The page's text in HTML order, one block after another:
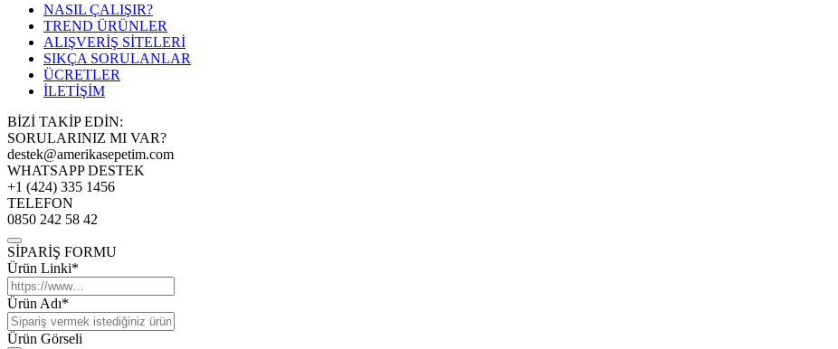
NASIL ÇALIŞIR?
TREND ÜRÜNLER
ALIŞVERİŞ SİTELERİ
SIKÇA SORULANLAR
ÜCRETLER
İLETİŞİM
BİZİ TAKİP EDİN:
SORULARINIZ MI VAR?
destek@amerikasepetim.com
WHATSAPP DESTEK
+1 (424) 335 1456
TELEFON
0850 242 58 42
SİPARİŞ FORMU
Ürün Linki*
Ürün Adı*
Ürün Görseli